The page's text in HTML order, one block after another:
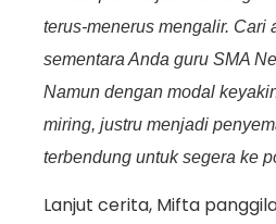
terus-menerus mengalir. Cari
sementara Anda guru SMA
Namun dengan modal
miring, justru menjadi
terbendung untuk segera ke
Lanjut cerita, Mifta